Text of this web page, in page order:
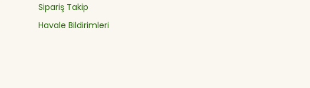
Sipariş Takip
Havale Bildirimleri